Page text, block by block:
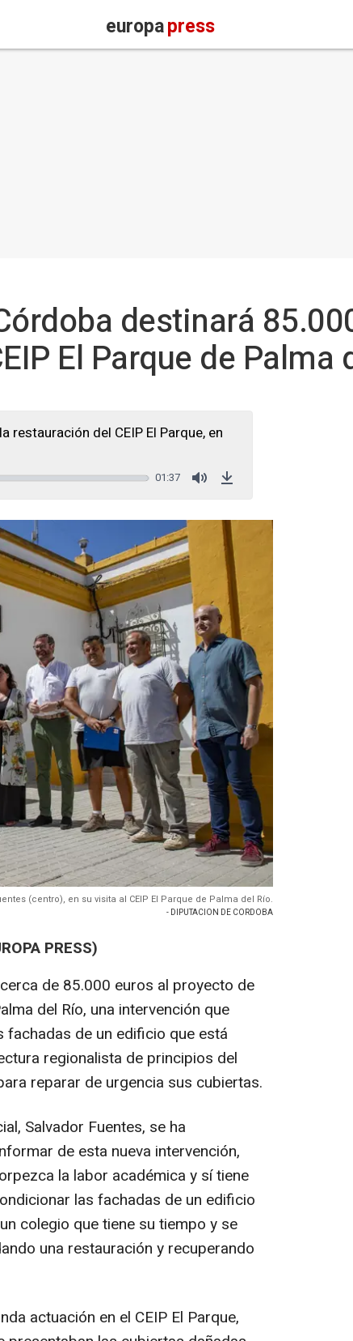
europapress
destinará
El Parque de Palma
restauración del CEIP El Parque, en
01:37
(centro), en su visita al CEIP El Parque de Palma del Río.
- DIPUTACION DE CORDOBA
PRESS)
de 85.000 euros al proyecto de
del Río, una intervención que
de un edificio que está
regionalista de principios del
reparar de urgencia sus cubiertas.
Salvador Fuentes, se ha
de esta nueva intervención,
la labor académica y sí tiene
las fachadas de un edificio
colegio que tiene su tiempo y se
una restauración y recuperando
actuación en el CEIP El Parque,